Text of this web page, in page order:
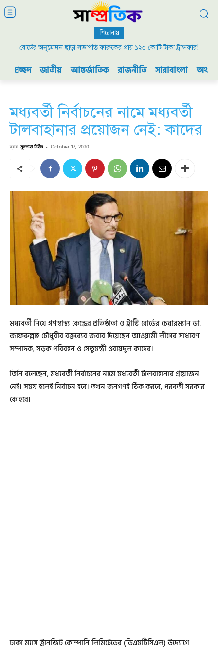
শিরোনাম
বোর্ডের অনুমোদন ছাড়া সভাপতি ফারুকের প্রায় ১২০ কোটি টাকা ট্রান্সফার!
প্রচ্ছদ জাতীয় আন্তর্জাতিক রাজনীতি সারাবাংলা
মধ্যবর্তী নির্বাচনের নামে মধ্যবর্তী
টালবাহানার প্রয়োজন নেই: কাদের
দ্বারা মুনতাহা মিহীর - October 17, 2020
মধ্যবর্তী নিয়ে গণস্বাস্থ্য কেন্দ্রের প্রতিষ্ঠাতা ও ট্রাস্টি বোর্ডের চেয়ারম্যান ডা.
জাফরুল্লাহ চৌধুরীর বক্তব্যের জবাব দিয়েছেন আওয়ামী লীগের সাধারণ
সম্পাদক, সড়ক পরিবহন ও সেতুমন্ত্রী ওবায়দুল কাদের।
তিনি বলেছেন, ‌মধ্যবর্তী নির্বাচনের নামে মধ্যবর্তী টালবাহানার প্রয়োজন
নেই। সময় হলেই নির্বাচন হবে। তখন জনগণই ঠিক করবে, পরবর্তী সরকার
কে হবে।
ঢাকা ম্যাস ট্রানজিট কোম্পানি লিমিটেডের (ডিএমটিসিএল) উদ্যোগে